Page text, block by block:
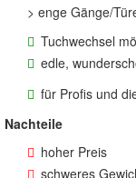
> enge Gänge/
Tuchwechsel
edle,
für Profis und
Nachteile
hoher Preis
schweres